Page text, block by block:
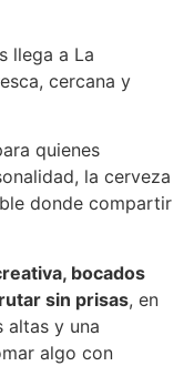
llega a La
cercana y
quienes
la cerveza
donde compartir
bocados
sin prisas, en
altas y una
algo con